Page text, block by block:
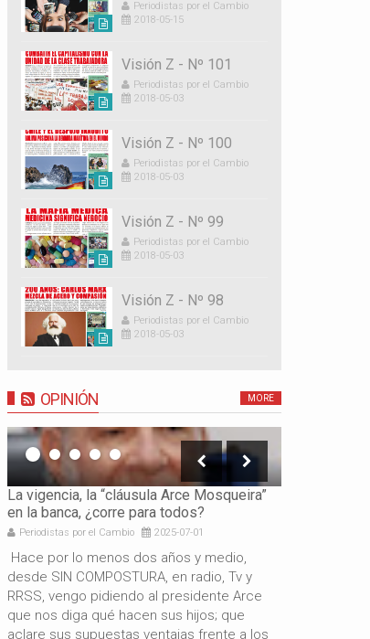
Periodistas por el Cambio
2018-05-15
Visión Z - Nº 101
Periodistas por el Cambio
2018-05-03
Visión Z - Nº 100
Periodistas por el Cambio
2018-05-03
Visión Z - Nº 99
Periodistas por el Cambio
2018-05-03
Visión Z - Nº 98
Periodistas por el Cambio
2018-05-03
OPINIÓN MORE
La vigencia, la “cláusula Arce Mosqueira”
en la banca, ¿corre para todos?
Periodistas por el Cambio 2025-07-01
Hace por lo menos dos años y medio,
desde SIN COMPOSTURA, en radio, Tv y
RRSS, vengo pidiendo al presidente Arce
que nos diga qué hacen sus hijos; que
aclare sus supuestas ventajas frente a los